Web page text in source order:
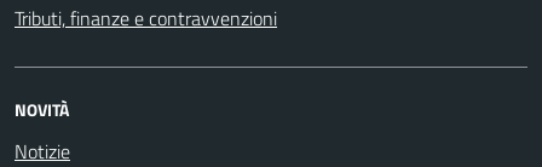
Tributi, finanze e contravvenzioni
NOVITÀ
Notizie